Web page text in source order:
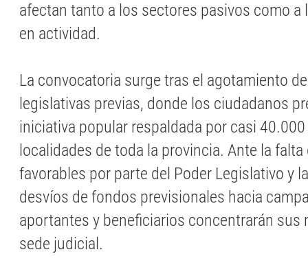
afectan tanto a los sectores pasivos como a
en actividad.
La convocatoria surge tras el agotamiento
legislativas previas, donde los ciudadanos
iniciativa popular respaldada por casi
localidades de toda la provincia. Ante la
favorables por parte del Poder Legislativo y
desvíos de fondos previsionales hacia
aportantes y beneficiarios concentrarán sus
sede judicial.